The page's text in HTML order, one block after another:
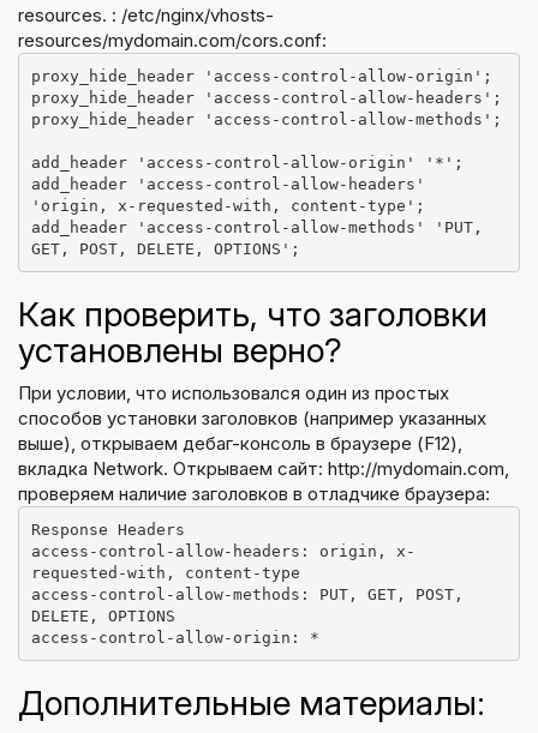
resources. : /etc/nginx/vhosts-
resources/mydomain.com/cors.conf:
proxy_hide_header 'access-control-allow-origin';
proxy_hide_header 'access-control-allow-headers';
proxy_hide_header 'access-control-allow-methods';
add_header 'access-control-allow-origin' '*';
add_header 'access-control-allow-headers'
'origin, x-requested-with, content-type';
add_header 'access-control-allow-methods' 'PUT,
Как проверить, что заголовки
установлены верно?
При условии, что использовался один из простых
способов установки заголовков (например указанных
выше), открываем дебаг-консоль в браузере (F12),
вкладка Network. Открываем сайт: http://mydomain.com,
проверяем наличие заголовков в отладчике браузера:
Response Headers
access-control-allow-headers: origin, x-
requested-with, content-type
access-control-allow-methods: PUT, GET, POST,
DELETE, OPTIONS
Дополнительные материалы: